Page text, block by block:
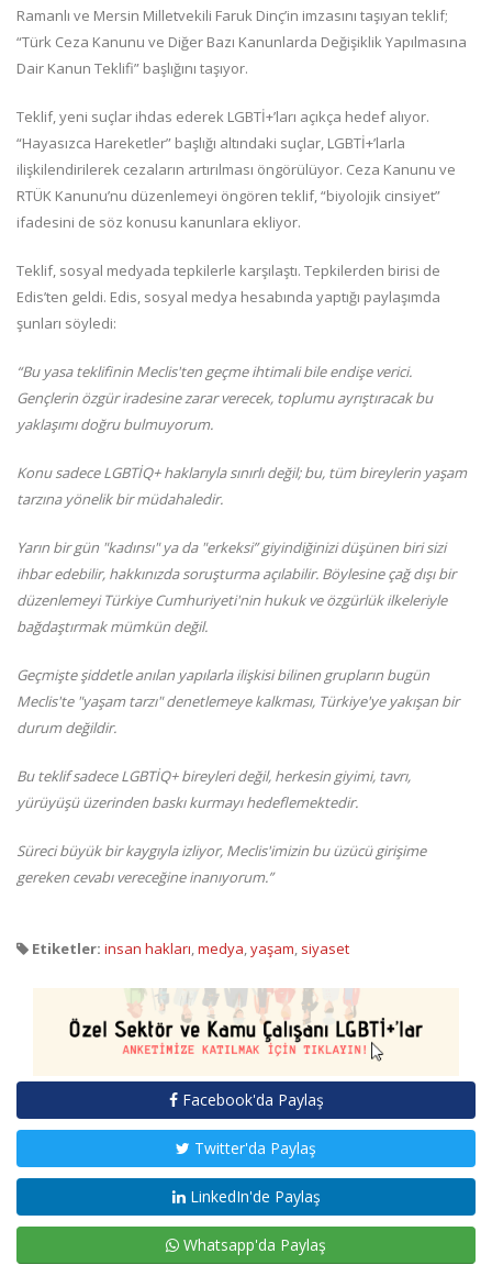
Ramanlı ve Mersin Milletvekili Faruk Dinç’in imzasını taşıyan teklif;
“Türk Ceza Kanunu ve Diğer Bazı Kanunlarda Değişiklik Yapılmasına
Dair Kanun Teklifi” başlığını taşıyor.
Teklif, yeni suçlar ihdas ederek LGBTİ+’ları açıkça hedef alıyor.
“Hayasızca Hareketler” başlığı altındaki suçlar, LGBTİ+’larla
ilişkilendirilerek cezaların artırılması öngörülüyor. Ceza Kanunu ve
RTÜK Kanunu’nu düzenlemeyi öngören teklif, “biyolojik cinsiyet”
ifadesini de söz konusu kanunlara ekliyor.
Teklif, sosyal medyada tepkilerle karşılaştı. Tepkilerden birisi de
Edis’ten geldi. Edis, sosyal medya hesabında yaptığı paylaşımda
şunları söyledi:
“Bu yasa teklifinin Meclis'ten geçme ihtimali bile endişe verici.
Gençlerin özgür iradesine zarar verecek, toplumu ayrıştıracak bu
yaklaşımı doğru bulmuyorum.
Konu sadece LGBTİQ+ haklarıyla sınırlı değil; bu, tüm bireylerin yaşam
tarzına yönelik bir müdahaledir.
Yarın bir gün "kadınsı" ya da "erkeksi” giyindiğinizi düşünen biri sizi
ihbar edebilir, hakkınızda soruşturma açılabilir. Böylesine çağ dışı bir
düzenlemeyi Türkiye Cumhuriyeti'nin hukuk ve özgürlük ilkeleriyle
bağdaştırmak mümkün değil.
Geçmişte şiddetle anılan yapılarla ilişkisi bilinen grupların bugün
Meclis'te "yaşam tarzı" denetlemeye kalkması, Türkiye'ye yakışan bir
durum değildir.
Bu teklif sadece LGBTİQ+ bireyleri değil, herkesin giyimi, tavrı,
yürüyüşü üzerinden baskı kurmayı hedeflemektedir.
Süreci büyük bir kaygıyla izliyor, Meclis'imizin bu üzücü girişime
gereken cevabı vereceğine inanıyorum.”
Etiketler: insan hakları medya yaşam siyaset
Facebook'da Paylaş
Twitter'da Paylaş
LinkedIn'de Paylaş
Whatsapp'da Paylaş